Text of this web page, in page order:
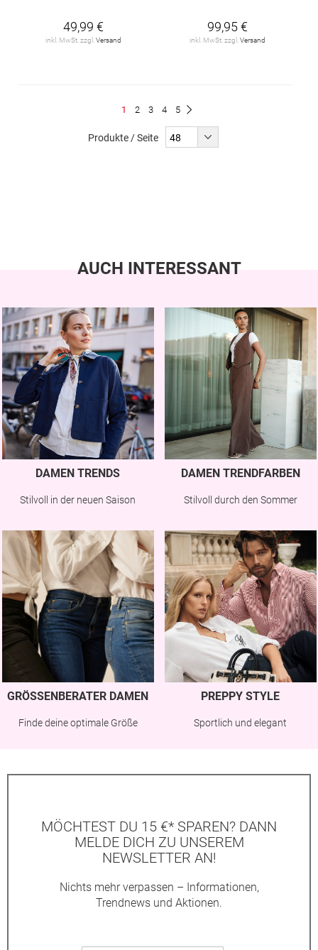
49,99 €
inkl. MwSt. zzgl. Versand
99,95 €
inkl. MwSt. zzgl. Versand
Du
1 Seite
2 Seite
3 Seite
4 Seite
5
Produkte / Seite
AUCH INTERESSANT
DAMEN TRENDS
Stilvoll in der neuen Saison
DAMEN TRENDFARBEN
Stilvoll durch den Sommer
GRÖSSENBERATER DAMEN
Finde deine optimale Größe
PREPPY STYLE
Sportlich und elegant
MÖCHTEST DU 15 €* SPAREN? DANN
MELDE DICH ZU UNSEREM
NEWSLETTER AN!
Nichts mehr verpassen – Informationen,
Trendnews und Aktionen.